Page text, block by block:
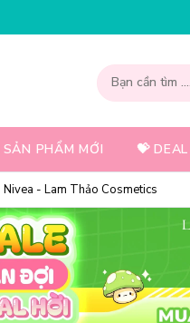
SẢN PHẨM MỚI 💝
Nivea - Lam Thảo Cosmetics